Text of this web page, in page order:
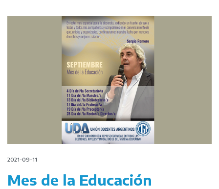
2021-09-11
Mes de la Educación